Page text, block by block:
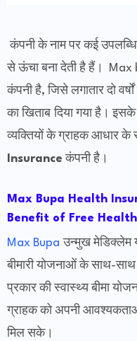
कंपनी के नाम पर कई
से ऊंचा बना देती है हैं। Max
कंपनी है, जिसे लगातार दो
का खिताब दिया गया है।इसके
व्यक्तियों के ग्राहक आधार के
Insurance कंपनीहै।
Max Bupa Health
Benefit of Free
Max Bupa उन्मुख मेडिक्लेम
बीमारी योजनाओं के साथ-
प्रकार की स्वास्थ्य बीमा
ग्राहक को अपनी
मिल सके।